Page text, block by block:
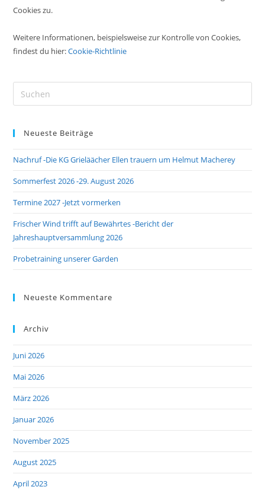
Cookies zu.
Weitere Informationen, beispielsweise zur Kontrolle von Cookies,
findest du hier:Cookie-Richtlinie
Neueste Beiträge
Nachruf -Die KG Grieläächer Ellen trauern um Helmut Macherey
Sommerfest 2026 -29. August 2026
Termine 2027 -Jetzt vormerken
Frischer Wind trifft auf Bewährtes -Bericht der
Jahreshauptversammlung 2026
Probetraining unserer Garden
Neueste Kommentare
Archiv
Juni 2026
Mai 2026
März 2026
Januar 2026
November 2025
August 2025
April 2023